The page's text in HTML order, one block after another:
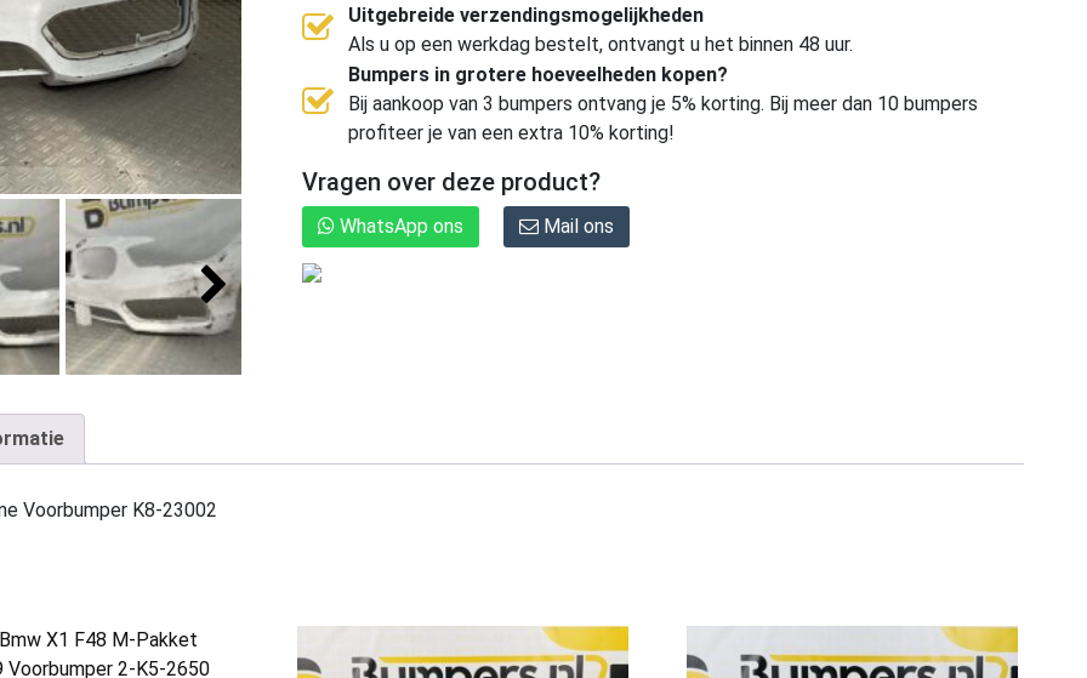
Uitgebreide verzendingsmogelijkheden
Als u op een werkdag bestelt, ontvangt u het binnen 48 uur.
Bumpers in grotere hoeveelheden kopen?
Bij aankoop van 3 bumpers ontvang je 5% korting. Bij meer dan 10 bumpers
profiteer je van een extra 10% korting!
Vragen over deze product?
WhatsApp ons Mail ons
Voorbumper K8-23002